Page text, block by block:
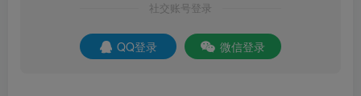
社交账号登录
QQ登录 微信登录